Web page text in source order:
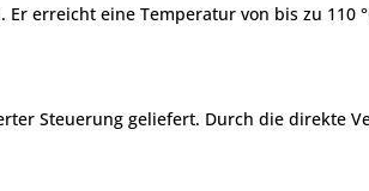
Er erreicht eine Temperatur von bis zu
Steuerung geliefert. Durch die direkte